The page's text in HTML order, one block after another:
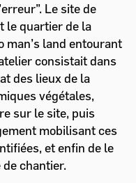
Le site de
le quartier de la
man’s land entourant
consistait dans
des lieux de la
végétales,
sur le site, puis
mobilisant ces
et enfin de le
chantier.